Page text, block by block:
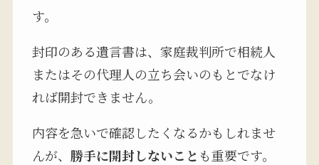
す。
封印のある遺言書は、家庭裁判所で相続人
またはその代理人の立ち会いのもとでなけ
れば開封できません。
内容を急いで確認したくなるかもしれませ
んが、 勝手に開封しないこと も重要です。